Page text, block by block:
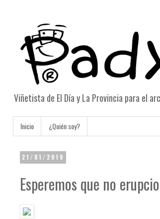
Viñetista de El Día y La Provincia para el
Inicio ¿Quién soy?
21/01/2019
Esperemos que no